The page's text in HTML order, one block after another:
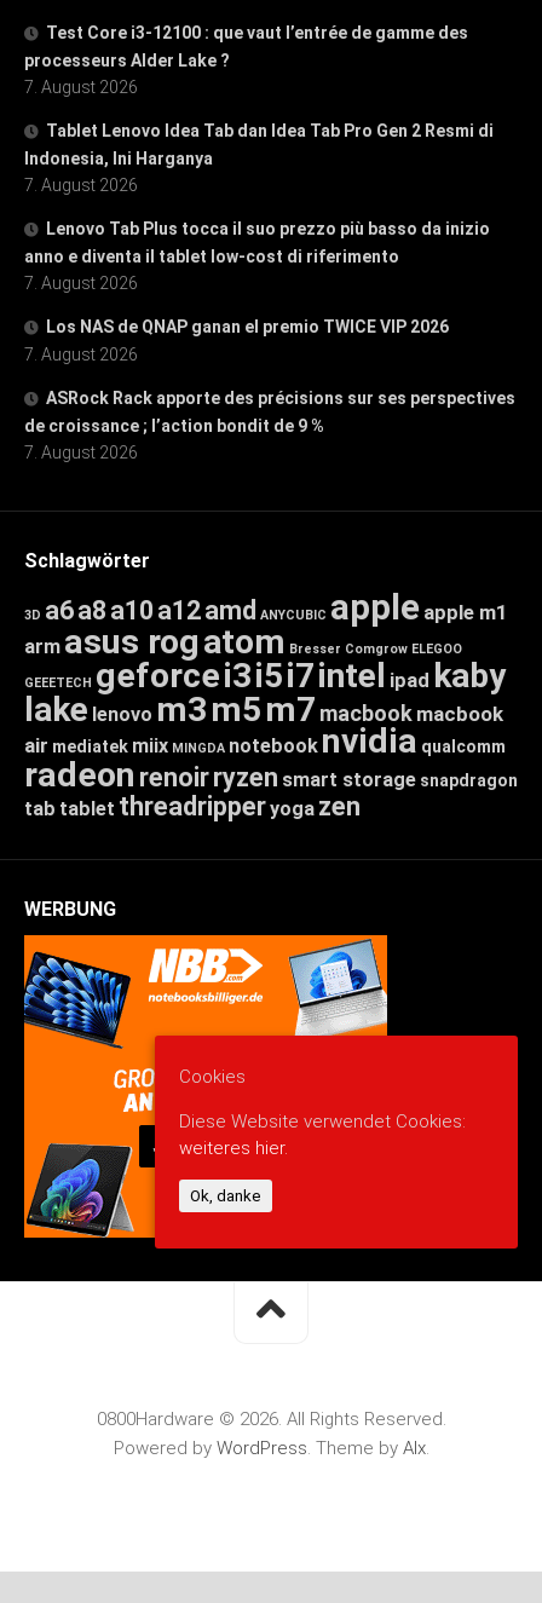
Test Core i3-12100 : que vaut l’entrée de gamme des
processeurs Alder Lake ?
7. August 2026
Tablet Lenovo Idea Tab dan Idea Tab Pro Gen 2 Resmi di
Indonesia, Ini Harganya
7. August 2026
Lenovo Tab Plus tocca il suo prezzo più basso da inizio
anno e diventa il tablet low-cost di riferimento
7. August 2026
Los NAS de QNAP ganan el premio TWICE VIP 2026
7. August 2026
ASRock Rack apporte des précisions sur ses perspectives
de croissance ; l’action bondit de 9 %
7. August 2026
Schlagwörter
3D a6a8 a10 a12amd ANYCUBIC apple apple m1
arm asus rogatom Bresser Comgrow ELEGOO
GEEETECH geforcei3i5i7intel ipad kaby
lake lenovo m3m5m7 macbook macbook
air mediatek miix MINGDA notebook nvidia qualcomm
radeon renoirryzen smart storage snapdragon
tab tablet threadripperyoga zen
WERBUNG
0800Hardware © 2026. All Rights Reserved.
Powered by WordPress. Theme by Alx.
Cookies
Diese Website verwendet Cookies:
weiteres hier.
Ok, danke